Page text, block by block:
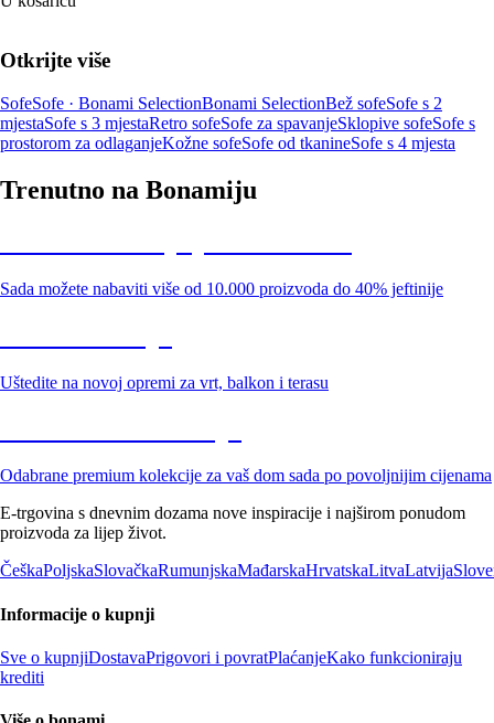
Otkrijte više
SofeSofe · Bonami SelectionBonami SelectionBež sofeSofe s 2
mjestaSofe s 3 mjestaRetro sofeSofe za spavanjeSklopive sofeSofe s
prostorom za odlaganjeKožne sofeSofe od tkanineSofe s 4 mjesta
Trenutno na Bonamiju
Sada možete nabaviti više od 10.000 proizvoda do 40% jeftinije
Uštedite na novoj opremi za vrt, balkon i terasu
Odabrane premium kolekcije za vaš dom sada po povoljnijim cijenama
E-trgovina s dnevnim dozama nove inspiracije i najširom ponudom
proizvoda za lijep život.
ČeškaPoljskaSlovačkaRumunjskaMađarskaHrvatskaLitvaLatvija
Informacije o kupnji
Sve o kupnjiDostavaPrigovori i povratPlaćanjeKako funkcioniraju
krediti